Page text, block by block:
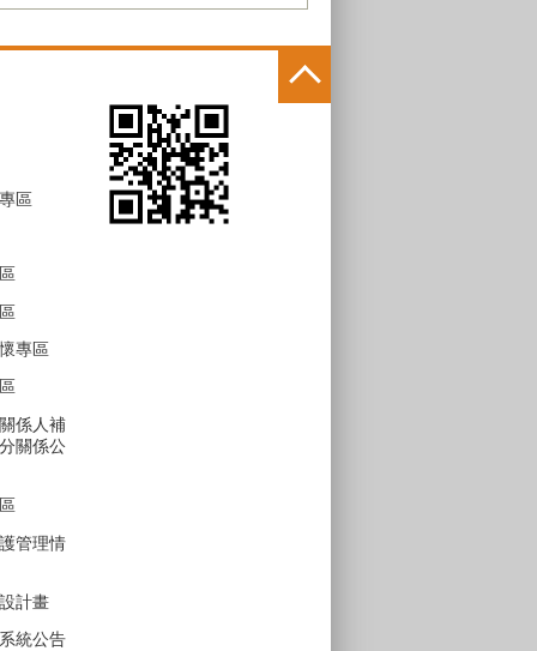
區
專區
係人補
關係公
管理情
計畫
統公告